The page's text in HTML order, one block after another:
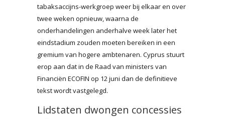
tabaksaccijns-werkgroep weer bij elkaar en over
twee weken opnieuw, waarna de
onderhandelingen anderhalve week later het
eindstadium zouden moeten bereiken in een
gremium van hogere ambtenaren. Cyprus stuurt
erop aan dat in de Raad van ministers van
Financiën ECOFIN op 12 juni dan de definitieve
tekst wordt vastgelegd.
Lidstaten dwongen concessies